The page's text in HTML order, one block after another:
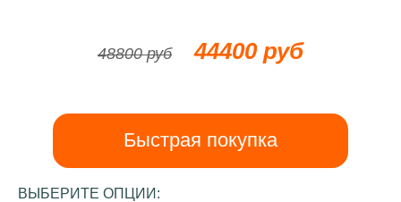
48800 руб 44400 руб
Быстрая покупка
ВЫБЕРИТЕ ОПЦИИ: